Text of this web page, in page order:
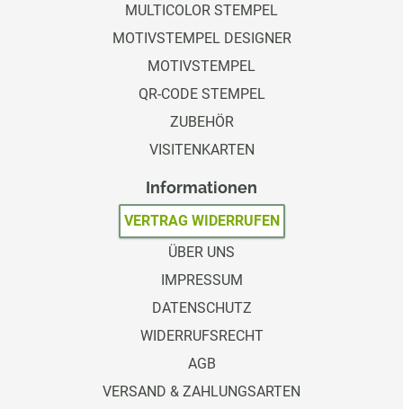
MULTICOLOR STEMPEL
MOTIVSTEMPEL DESIGNER
MOTIVSTEMPEL
QR-CODE STEMPEL
ZUBEHÖR
VISITENKARTEN
Informationen
VERTRAG WIDERRUFEN
ÜBER UNS
IMPRESSUM
DATENSCHUTZ
WIDERRUFSRECHT
AGB
VERSAND & ZAHLUNGSARTEN